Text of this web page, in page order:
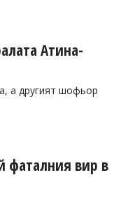
Атина-
а другият шофьор
фаталния вир в